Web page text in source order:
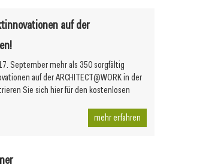
auf der
September mehr als 350 sorgfältig
auf der ARCHITECT@WORK in der
Sie sich hier für den kostenlosen
mehr erfahren